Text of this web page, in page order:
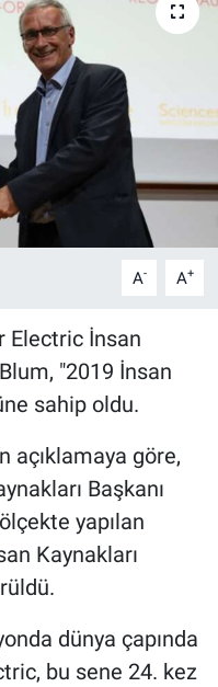
A- A+
Electric İnsan
"2019 İnsan
sahip oldu.
açıklamaya göre,
Başkanı
yapılan
Kaynakları
dünya çapında
bu sene 24. kez